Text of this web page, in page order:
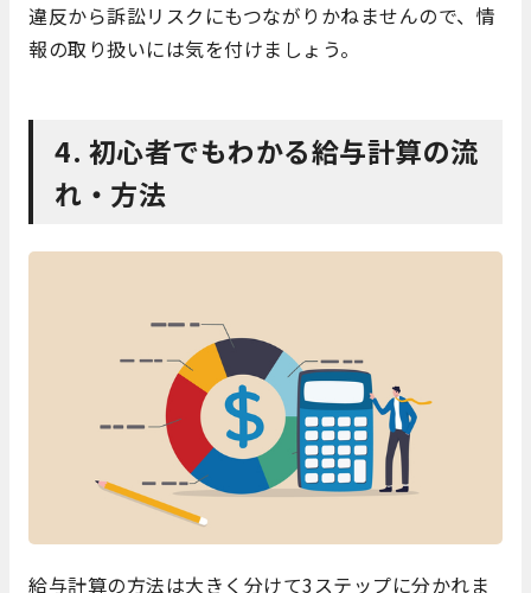
違反から訴訟リスクにもつながりかねませんので、情
報の取り扱いには気を付けましょう。
4. 初心者でもわかる給与計算の流
れ・方法
給与計算の方法は大きく分けて3ステップに分かれま